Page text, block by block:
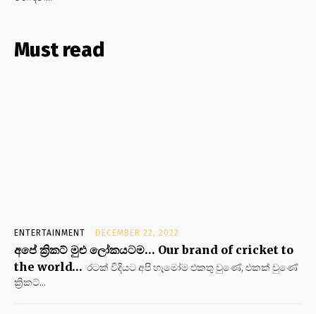
Must read
ENTERTAINMENT DECEMBER 22, 2022
අපේ ක්‍රිකට් මුළු ලෝකයටම… Our brand of cricket to
the world… රටක් විදියට අපි හැමෝම එකතු වුණේ, එකක් වුණේ
ක්‍රිකට්...